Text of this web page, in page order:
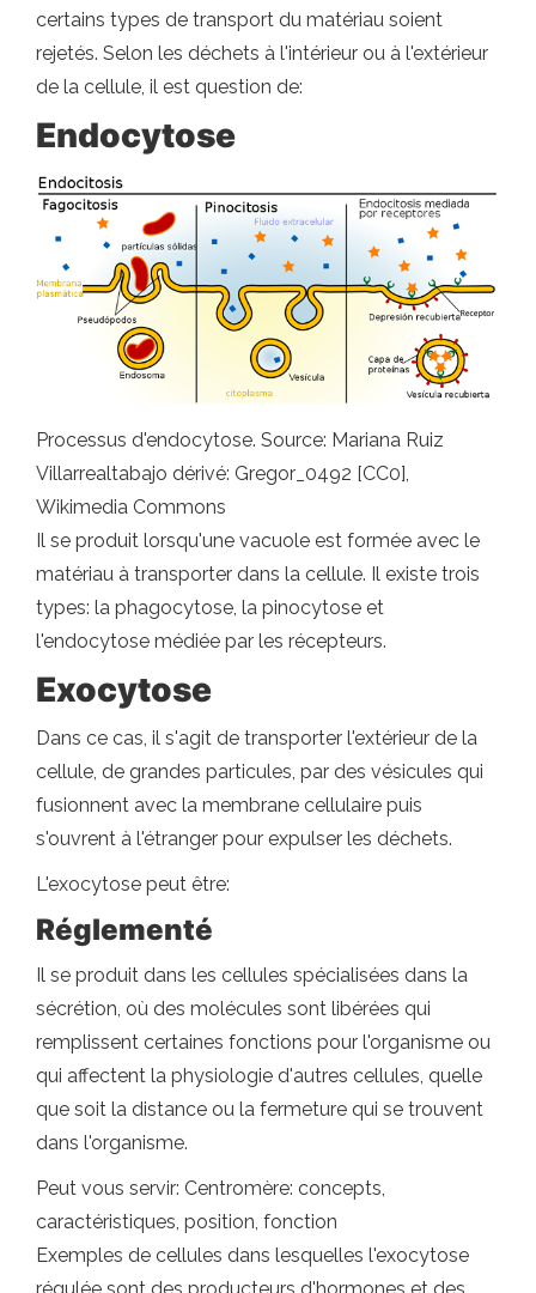
certains types de transport du matériau soient
rejetés. Selon les déchets à l'intérieur ou à l'extérieur
de la cellule, il est question de:
Endocytose
Processus d'endocytose. Source: Mariana Ruiz
Villarrealtabajo dérivé: Gregor_0492 [CC0],
Wikimedia Commons
Il se produit lorsqu'une vacuole est formée avec le
matériau à transporter dans la cellule. Il existe trois
types: la phagocytose, la pinocytose et
l'endocytose médiée par les récepteurs.
Exocytose
Dans ce cas, il s'agit de transporter l'extérieur de la
cellule, de grandes particules, par des vésicules qui
fusionnent avec la membrane cellulaire puis
s'ouvrent à l'étranger pour expulser les déchets.
L'exocytose peut être:
Réglementé
Il se produit dans les cellules spécialisées dans la
sécrétion, où des molécules sont libérées qui
remplissent certaines fonctions pour l'organisme ou
qui affectent la physiologie d'autres cellules, quelle
que soit la distance ou la fermeture qui se trouvent
dans l'organisme.
Peut vous servir: Centromère: concepts,
caractéristiques, position, fonction
Exemples de cellules dans lesquelles l'exocytose